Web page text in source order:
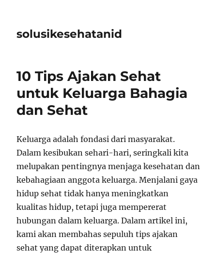
solusikesehatanid
10 Tips Ajakan Sehat
untuk Keluarga Bahagia
dan Sehat
Keluarga adalah fondasi dari masyarakat.
Dalam kesibukan sehari-hari, seringkali kita
melupakan pentingnya menjaga kesehatan dan
kebahagiaan anggota keluarga. Menjalani gaya
hidup sehat tidak hanya meningkatkan
kualitas hidup, tetapi juga mempererat
hubungan dalam keluarga. Dalam artikel ini,
kami akan membahas sepuluh tips ajakan
sehat yang dapat diterapkan untuk